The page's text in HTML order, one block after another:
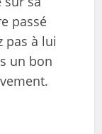
passé
pas à lui
un bon